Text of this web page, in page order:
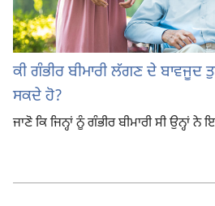
ਕੀ ਗੰਭੀਰ ਬੀਮਾਰੀ ਲੱਗਣ ਦੇ ਬਾਵਜੂਦ
ਸਕਦੇ ਹੋ?
ਜਾਣੋ ਕਿ ਜਿਨ੍ਹਾਂ ਨੂੰ ਗੰਭੀਰ ਬੀਮਾਰੀ ਸੀ ਉਨ੍ਹਾਂ ਨੇ